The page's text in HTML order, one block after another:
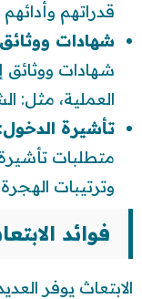
قدراتهم وأدائهم
شهادات
شهادات
العملية، مثل:
تأشيرة الدخول:
متطلبات
وترتيبات
فوائد
الابتعاث يوفر